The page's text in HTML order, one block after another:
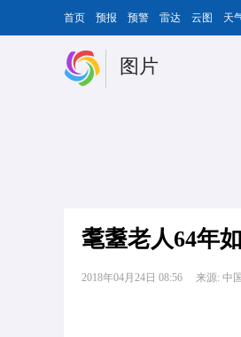
首页 预报 预警 雷达 云图 天
图片
耄耋老人64年
2018年04月24日 08:56 来源: 中